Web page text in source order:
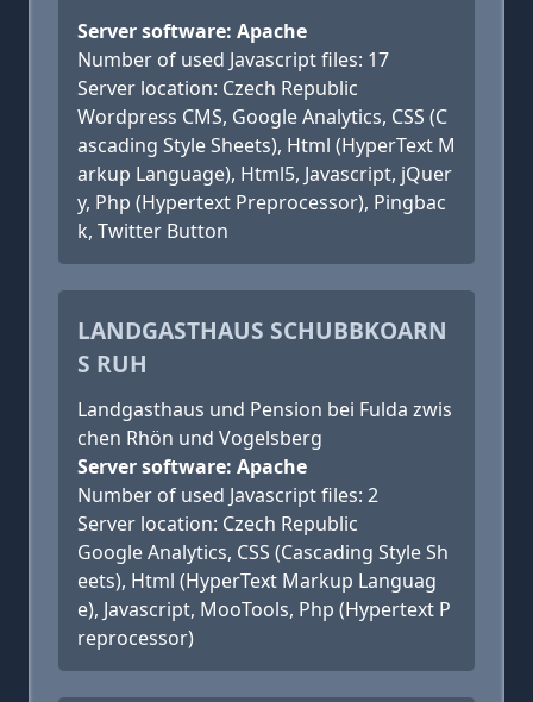
Server software: Apache
Number of used Javascript files: 17
Server location: Czech Republic
Wordpress CMS, Google Analytics, CSS (C
ascading Style Sheets), Html (HyperText M
arkup Language), Html5, Javascript, jQuer
y, Php (Hypertext Preprocessor), Pingbac
k, Twitter Button
LANDGASTHAUS SCHUBBKOARN
S RUH
Landgasthaus und Pension bei Fulda zwis
chen Rhön und Vogelsberg
Server software: Apache
Number of used Javascript files: 2
Server location: Czech Republic
Google Analytics, CSS (Cascading Style Sh
eets), Html (HyperText Markup Languag
e), Javascript, MooTools, Php (Hypertext P
reprocessor)